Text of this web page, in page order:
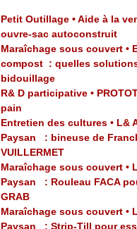
Petit Outillage • Aide à la
ouvre-sac autoconstruit
Maraîchage sous couvert •
compost : quelles
bidouillage
R& D participative •
pain
Entretien des cultures • L&
Paysan : bineuse de
VUILLERMET
Maraîchage sous couvert •
Paysan : Rouleau FACA
GRAB
Maraîchage sous couvert •
Paysan : Strip-Till pour